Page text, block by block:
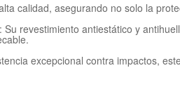
calidad, asegurando no solo la
Su revestimiento antiestático y
excepcional contra impactos,